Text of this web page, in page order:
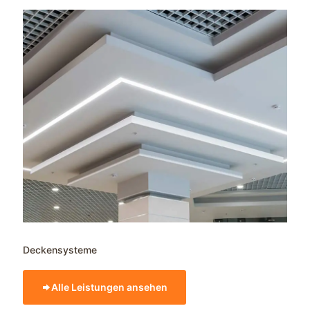
Deckensysteme
Alle Leistungen ansehen